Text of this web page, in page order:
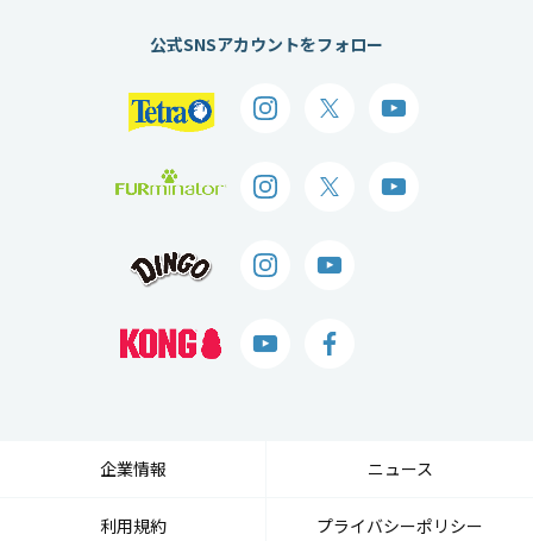
公式SNSアカウントをフォロー
企業情報 ニュース
利用規約 プライバシーポリシー